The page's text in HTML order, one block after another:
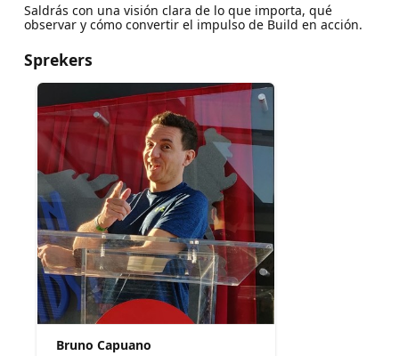
Saldrás con una visión clara de lo que importa, qué
observar y cómo convertir el impulso de Build en acción.
Sprekers
Bruno Capuano